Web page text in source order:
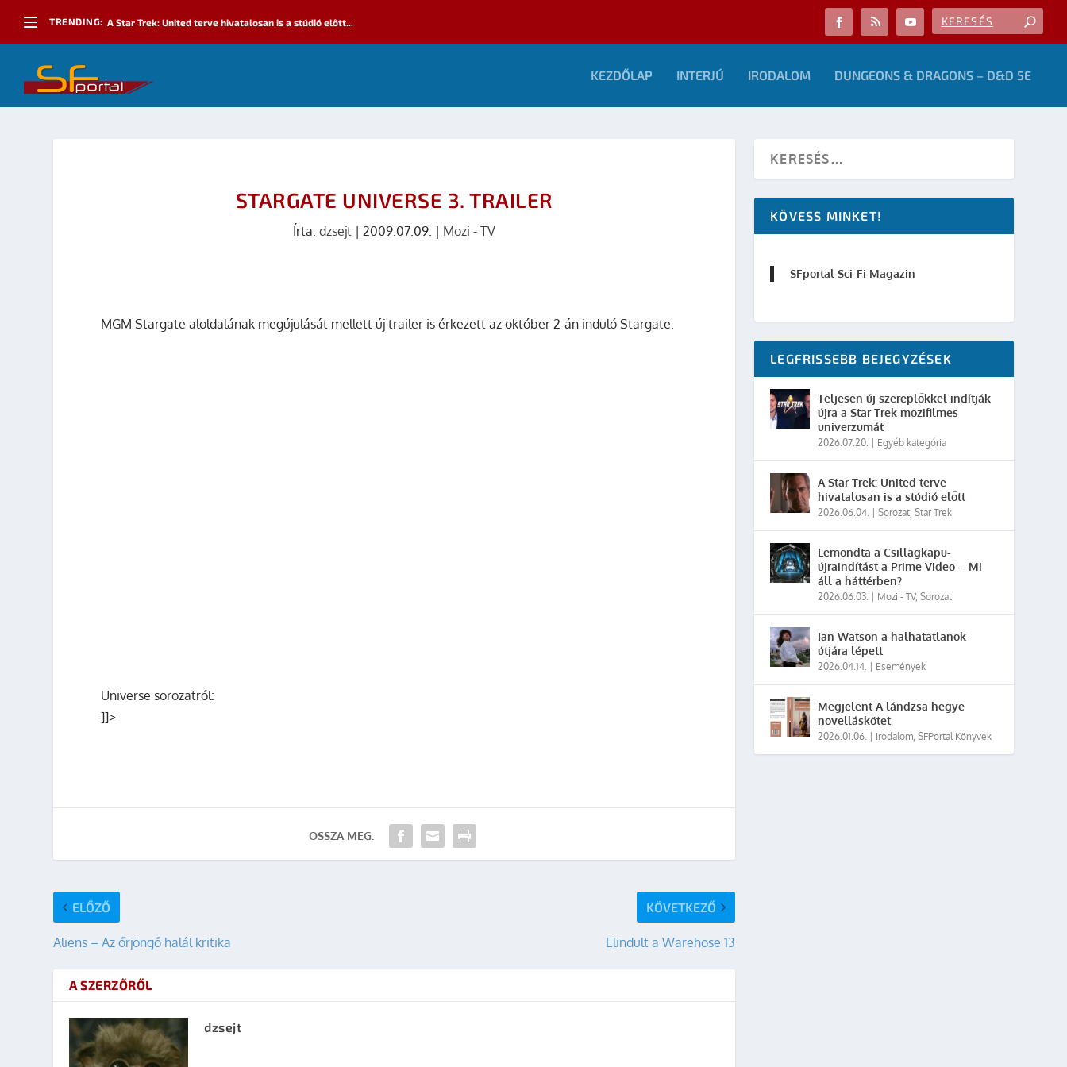
TRENDING: A Star Trek: United terve hivatalosan is a stúdió előtt...
KEZDŐLAP INTERJÚ IRODALOM DUNGEONS & DRAGONS – D&D 5E
STARGATE UNIVERSE 3. TRAILER
Írta:dzsejt |2009.07.09. | Mozi - TV
MGM Stargate aloldalának megújulását mellett új trailer is érkezett az október 2-án induló Stargate:
Universe sorozatról:
]]>
OSSZA MEG:
ELŐZŐ
Aliens – Az őrjöngő halál kritika
KÖVETKEZŐ
Elindult a Warehose 13
A SZERZŐRŐL
dzsejt
KÖVESS MINKET!
SFportal Sci-Fi Magazin
LEGFRISSEBB BEJEGYZÉSEK
Teljesen új szereplőkkel indítják
újra a Star Trek mozifilmes
univerzumát
2026.07.20. Egyéb kategória
A Star Trek: United terve
hivatalosan is a stúdió előtt
2026.06.04. |Sorozat,Star Trek
Lemondta a Csillagkapu-
újraindítást a Prime Video – Mi
áll a háttérben?
2026.06.03. Mozi - TV,Sorozat
Ian Watson a halhatatlanok
útjára lépett
2026.04.14. Események
Megjelent A lándzsa hegye
novelláskötet
2026.01.06. Irodalom,SFPortal Könyvek